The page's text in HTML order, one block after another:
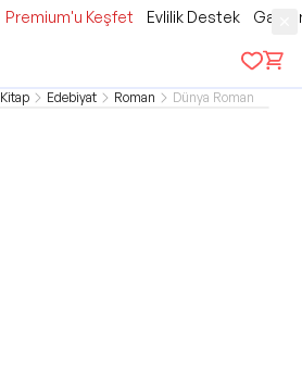
Premium'u Keşfet Evlilik Destek
Kitap Edebiyat Roman Dünya Roman